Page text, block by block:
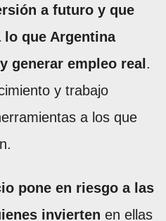
a futuro y que
que Argentina
generar empleo real .
y trabajo
a los que
pone en riesgo a las
invierten en ellas